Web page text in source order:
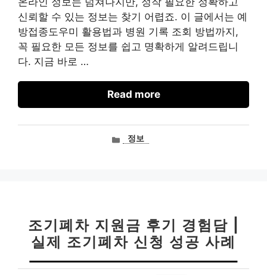
신뢰할 수 있는 정보는 찾기 어렵죠. 이 글에서는 예
방접종도우미 활용법과 병원 기록 조회 방법까지,
꼭 필요한 모든 정보를 쉽고 명확하게 알려드립니
다. 지금 바로 …
Read more
카정보
조기폐차 지원금 후기 경험담 |
실제 조기폐차 신청 성공 사례